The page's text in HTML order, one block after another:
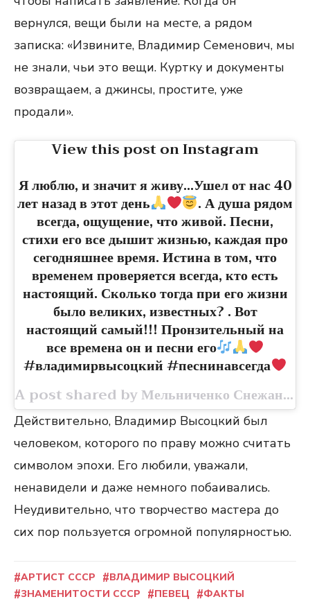
вернулся, вещи были на месте, а рядом
записка: «Извините, Владимир Семенович, мы
не знали, чьи это вещи. Куртку и документы
возвращаем, а джинсы, простите, уже
продали».
View this post on Instagram
Я люблю, и значит я живу…Ушел от нас 40
лет назад в этот день . А душа рядом
всегда, ощущение, что живой. Песни,
стихи его все дышит жизнью, каждая про
сегодняшнее время. Истина в том, что
временем проверяется всегда, кто есть
настоящий. Сколько тогда при его жизни
было великих, известных? . Вот
настоящий самый!!! Пронзительный на
все времена он и песни его
#владимирвысоцкий #песнинавсегда
A post shared by Мельниченко Снежана (@yantau_doc) on Jul 26, 2020 at 10:27am PDT
Действительно, Владимир Высоцкий был
человеком, которого по праву можно считать
символом эпохи. Его любили, уважали,
ненавидели и даже немного побаивались.
Неудивительно, что творчество мастера до
сих пор пользуется огромной популярностью.
АРТИСТ СССР
ВЛАДИМИР ВЫСОЦКИЙ
ЗНАМЕНИТОСТИ СССР
ПЕВЕЦ ФАКТЫ